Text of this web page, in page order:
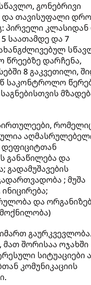
გონებრივი
თავისუფალი
პირველი კლასიდან
საათამდე და 7
წრეებზე დარჩენა,
8 გაკვეთილი,
საკონტროლო
დეფიციტთან
განაწილება და
გადამუშავების
; მუშა
და
შორისაა ოჯახში
სიტუაციები
კომუნიკაციის